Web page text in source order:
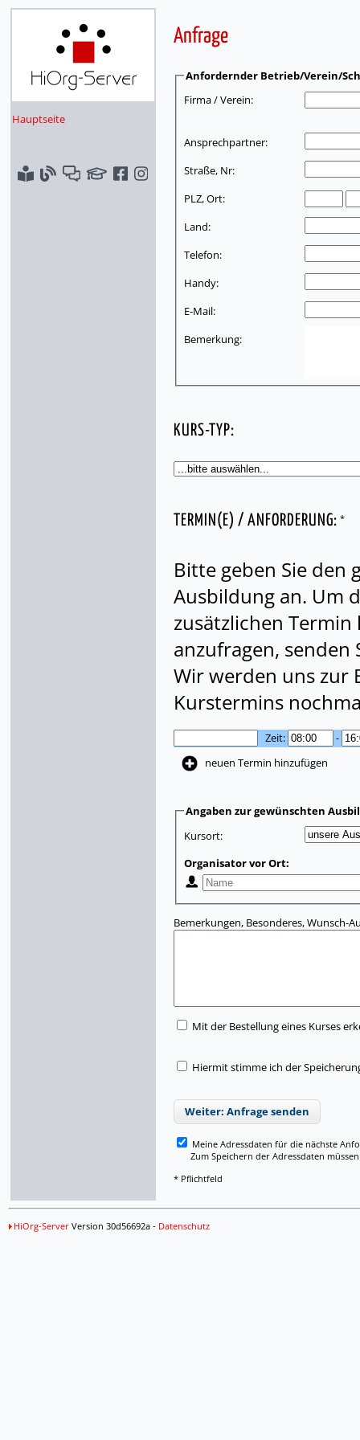
Hauptseite
Anfrage
Anfordernder Betrieb/Verein/
Firma / Verein:
Ansprechpartner:
Straße, Nr:
PLZ, Ort:
Land:
Telefon:
Handy:
E-Mail:
Bemerkung:
KURS-TYP:
TERMIN(E) / ANFORDERUNG: *
Bitte geben Sie den
Ausbildung an. Um
zusätzlichen
anzufragen, senden
Wir werden uns zur
Kurstermins
Zeit:
-
neuen Termin hinzufügen
Angaben zur gewünschten
Kursort:
Organisator vor Ort:
Bemerkungen, Besonderes, Wunsch-
Mit der Bestellung eines Kurses
Hiermit stimme ich der
Weiter: Anfrage senden
Meine Adressdaten für die nächste
Zum Speichern der Adressdaten müssen
* Pflichtfeld
HiOrg-ServerVersion 30d56692a - Datenschutz